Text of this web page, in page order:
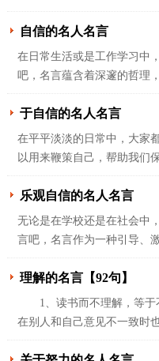
自信的名人名言
在日常生活或是工作学习中
吧，名言蕴含着深邃的哲理
于自信的名人名言
在平平淡淡的日常中，大家
以用来鞭策自己，帮助我们
乐观自信的名人名言
无论是在学校还是在社会中
言吧，名言作为一种引导、
理解的名言【92句】
1、读书而不理解，等
在别人和自己意见不一致时也